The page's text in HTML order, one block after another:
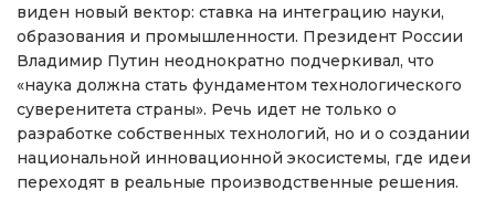
виден новый вектор: ставка на интеграцию науки,
образования и промышленности. Президент России
Владимир Путин неоднократно подчеркивал, что
«наука должна стать фундаментом технологического
суверенитета страны». Речь идет не только о
разработке собственных технологий, но и о создании
национальной инновационной экосистемы, где идеи
переходят в реальные производственные решения.